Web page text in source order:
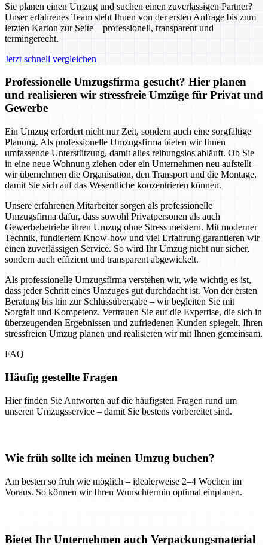
Sie planen einen Umzug und suchen einen zuverlässigen Partner?
Unser erfahrenes Team steht Ihnen von der ersten Anfrage bis zum
letzten Karton zur Seite – professionell, transparent und
termingerecht.
Jetzt schnell vergleichen
Professionelle Umzugsfirma gesucht? Hier planen
und realisieren wir stressfreie Umzüge für Privat und
Gewerbe
Ein Umzug erfordert nicht nur Zeit, sondern auch eine sorgfältige
Planung. Als professionelle Umzugsfirma bieten wir Ihnen
umfassende Unterstützung, damit alles reibungslos abläuft. Ob Sie
in eine neue Wohnung ziehen oder ein Unternehmen neu aufstellt –
wir übernehmen die Organisation, den Transport und die Montage,
damit Sie sich auf das Wesentliche konzentrieren können.
Unsere erfahrenen Mitarbeiter sorgen als professionelle
Umzugsfirma dafür, dass sowohl Privatpersonen als auch
Gewerbebetriebe ihren Umzug ohne Stress meistern. Mit moderner
Technik, fundiertem Know-how und viel Erfahrung garantieren wir
einen zuverlässigen Service. So wird Ihr Umzug nicht nur sicher,
sondern auch effizient und transparent abgewickelt.
Als professionelle Umzugsfirma verstehen wir, wie wichtig es ist,
dass jeder Schritt eines Umzuges gut durchdacht ist. Von der ersten
Beratung bis hin zur Schlüssübergabe – wir begleiten Sie mit
Sorgfalt und Kompetenz. Vertrauen Sie auf die Expertise, die sich in
überzeugenden Ergebnissen und zufriedenen Kunden spiegelt. Ihren
stressfreien Umzug planen und realisieren wir mit Ihnen gemeinsam.
FAQ
Häufig gestellte Fragen
Hier finden Sie Antworten auf die häufigsten Fragen rund um
unseren Umzugsservice – damit Sie bestens vorbereitet sind.
Wie früh sollte ich meinen Umzug buchen?
Am besten so früh wie möglich – idealerweise 2–4 Wochen im
Voraus. So können wir Ihren Wunschtermin optimal einplanen.
Bietet Ihr Unternehmen auch Verpackungsmaterial